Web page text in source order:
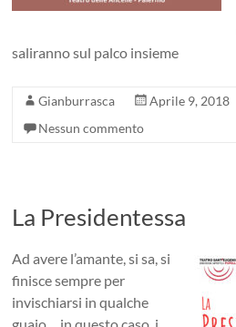
saliranno sul palco insieme
Gianburrasca Aprile 9, 2018
Nessun commento
La Presidentessa
Ad avere l’amante, si sa, si
finisce sempre per
invischiarsi in qualche